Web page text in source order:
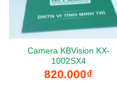
Camera KBVision KX-
1002SX4
820.000₫